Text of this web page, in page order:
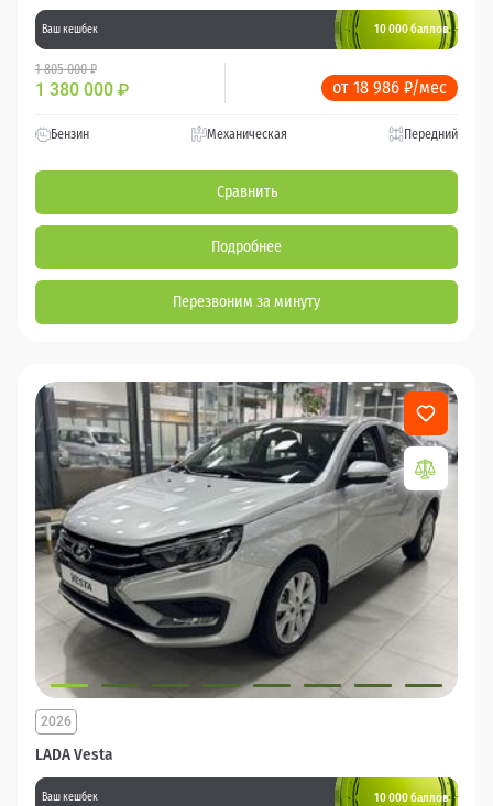
Ваш кешбек 10 000 баллов
1 805 000 ₽
1 380 000 ₽ от 18 986 ₽/мес
Бензин Механическая Передний
Сравнить
Подробнее
Перезвоним за минуту
LADA Vesta
2026
Ваш кешбек 10 000 баллов